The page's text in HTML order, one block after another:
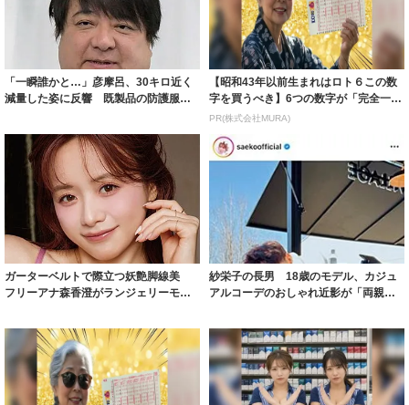
「一瞬誰かと…」彦摩呂、30キロ近く
減量した姿に反響 既製品の防護服が
【昭和43年以前生まれはロト６この数
字を買うべき】6つの数字が「完全一
致」する方...
PR(株式会社MURA)
ガーターベルトで際立つ妖艶脚線美
フリーアナ森香澄がランジェリーモデ
紗栄子の長男 18歳のモデル、カジュ
アルコーデのおしゃれ近影が「両親の